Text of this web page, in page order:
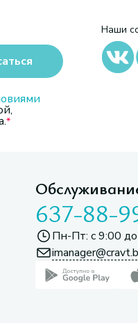
Наши
637-88-
Пн-Пт: с 9:00